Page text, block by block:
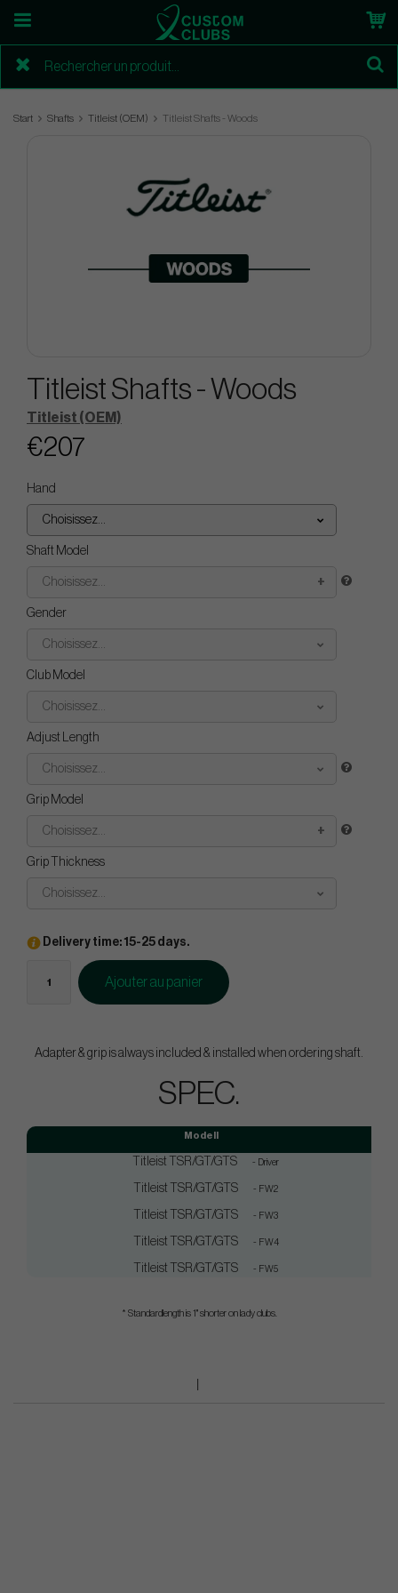
Start Shafts Titleist (OEM) Titleist Shafts - Woods
Titleist Shafts - Woods
Titleist (OEM)
€207
Hand
Choisissez...
Shaft Model
Choisissez...
Gender
Choisissez...
Club Model
Choisissez...
Adjust Length
Choisissez...
Grip Model
Choisissez...
Grip Thickness
Choisissez...
Delivery time: 15-25 days.
Ajouter au panier
Adapter & grip is always included & installed when ordering shaft.
SPEC.
Modell
Titleist TSR/GT/GTS - Driver
Titleist TSR/GT/GTS - FW2
Titleist TSR/GT/GTS - FW3
Titleist TSR/GT/GTS - FW4
Titleist TSR/GT/GTS - FW5
* Standardlength is 1" shorter on lady clubs.